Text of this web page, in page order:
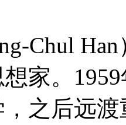
Chul Han
家。
之后远